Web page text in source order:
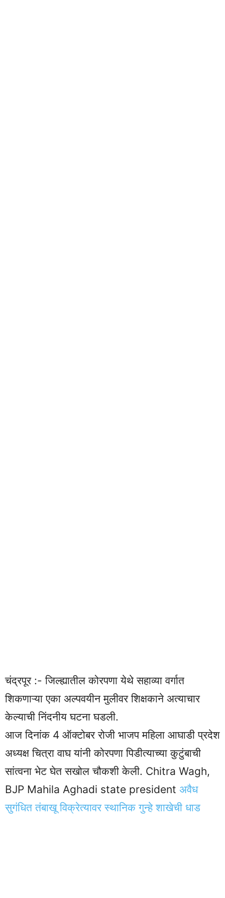
चंद्रपूर :- जिल्ह्यातील कोरपणा येथे सहाव्या वर्गात
शिकणाऱ्या एका अल्पवयीन मुलीवर शिक्षकाने अत्याचार
केल्याची निंदनीय घटना घडली.
आज दिनांक 4 ऑक्टोबर रोजी भाजप महिला आघाडी प्रदेश
अध्यक्ष चित्रा वाघ यांनी कोरपणा पिडीत्याच्या कुटुंबाची
सांत्वना भेट घेत सखोल चौकशी केली. Chitra Wagh,
BJP Mahila Aghadi state president अवैध
सुगंधित तंबाखू विक्रेत्यावर स्थानिक गुन्हे शाखेची धाड